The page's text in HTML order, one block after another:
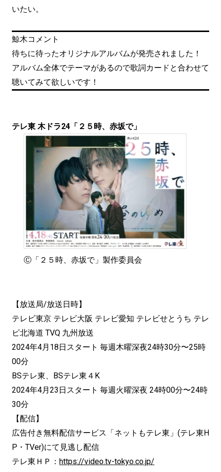
いたい。
鯨木コメント
待ちに待ったオリジナルアルバムが発売されました！
アルバム全体でテーマがあるので歌詞カードと合わせて
聴いてみて欲しいです！
テレ東 木ドラ24「２５時、赤坂で」
Ⓒ「２５時、赤坂で」製作委員会
【放送局/放送日時】
テレビ東京 テレビ大阪 テレビ愛知 テレビせとうち テレ
ビ北海道 TVQ 九州放送
2024年4月18日スタート 毎週木曜深夜24時30分〜25時
00分
BSテレ東、BSテレ東４K
2024年4月23日スタート 毎週火曜深夜 24時00分〜24時
30分
【配信】
広告付き無料配信サービス「ネットもテレ東」(テレ東H
P・TVer)にて見逃し配信
テレ東ＨＰ： https://video.tv-tokyo.co.jp/